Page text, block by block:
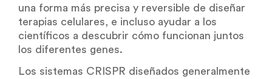
una forma más precisa y reversible de diseñar
terapias celulares, e incluso ayudar a los
científicos a descubrir cómo funcionan juntos
los diferentes genes.
Los sistemas CRISPR diseñados generalmente